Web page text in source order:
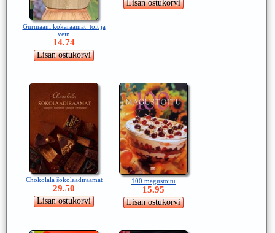
Gurmaani kokaraamat: toit ja
vein
14.74
Chokolala šokolaadiraamat
29.50
100 magustoitu
15.95